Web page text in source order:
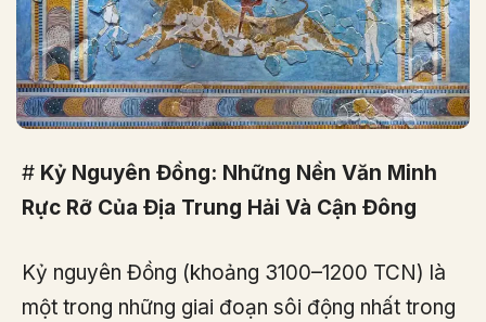
# Kỷ Nguyên Đồng: Những Nền Văn Minh
Rực Rỡ Của Địa Trung Hải Và Cận Đông
Kỷ nguyên Đồng (khoảng 3100–1200 TCN) là
một trong những giai đoạn sôi động nhất trong